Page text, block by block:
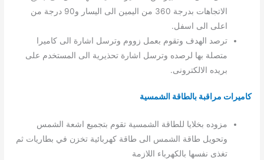
الاتجاهات بدرجة 360 من اليمين الى اليسار و90 درجة من
اعلى الى اسفل.
ترصد الهدف وتقوم بعمل زووم وترسل اشارة الى كاميرا
متصلة بها لرصده وترسل اشارة تحذيرية الى المستخدم على
بريده الالكترونى.
كاميرات مراقبة بالطاقة الشمسية
مزوده بخلايا للطاقة الشمسية تقوم بتجميع اشعة الشمس
وتحويل طاقة الشمس الى طاقة كهربائية تخزن في بطاريات ثم
تغذى نفسها بالكهرباء اللازمة